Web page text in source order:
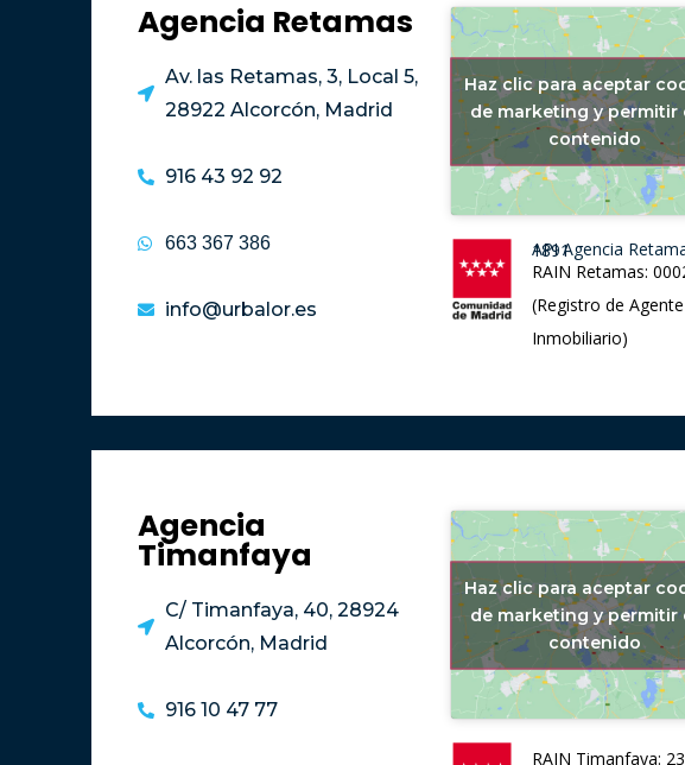
Agencia Retamas
Av. las Retamas, 3, Local 5,
28922 Alcorcón, Madrid
916 43 92 92
663 367 386
info@urbalor.es
Haz clic para aceptar
de marketing y permitir
contenido
API Agencia Retamas: 1891
RAIN Retamas:
(Registro de Agente
Inmobiliario)
Agencia
Timanfaya
C/ Timanfaya, 40, 28924
Alcorcón, Madrid
916 10 47 77
Haz clic para aceptar
de marketing y permitir
contenido
RAIN Timanfaya: